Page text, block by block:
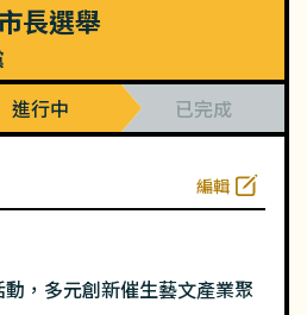
長選舉
進行中 已完成
編輯
，多元創新催生藝文產業聚